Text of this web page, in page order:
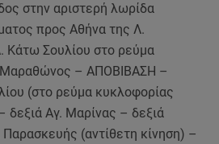
στην αριστερή λωρίδα
προς Αθήνα της Λ.
Σουλίου στο ρεύμα
– ΑΠΟΒΙΒΑΣΗ –
(στο ρεύμα κυκλοφορίας
Αγ. Μαρίνας – δεξιά
(αντίθετη κίνηση) –